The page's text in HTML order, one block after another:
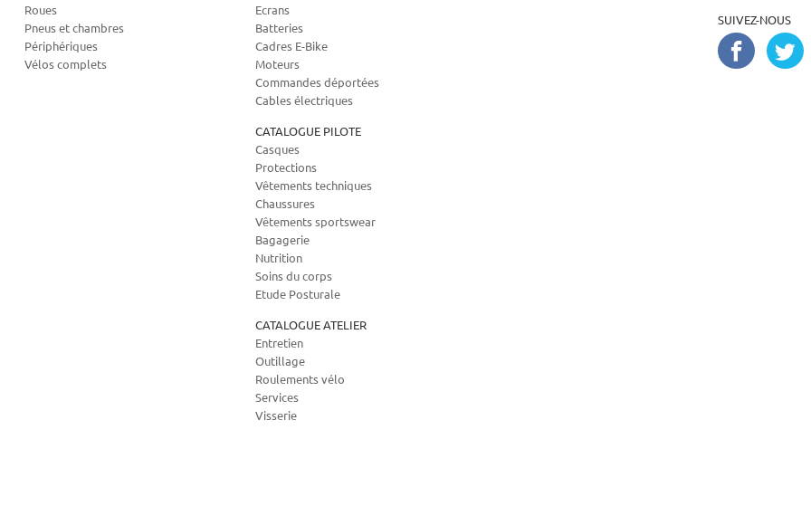
Roues
Pneus et chambres
Périphériques
Vélos complets
Ecrans
Batteries
Cadres E-Bike
Moteurs
Commandes déportées
Cables électriques
CATALOGUE PILOTE
Casques
Protections
Vêtements techniques
Chaussures
Vêtements sportswear
Bagagerie
Nutrition
Soins du corps
Etude Posturale
CATALOGUE ATELIER
Entretien
Outillage
Roulements vélo
Services
Visserie
SUIVEZ-NOUS